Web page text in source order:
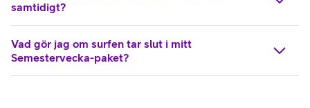
samtidigt?
Vad gör jag om surfen tar slut i mitt
Semestervecka-paket?